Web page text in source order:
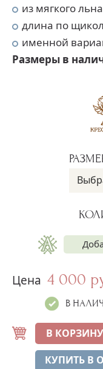
из мягкого льна
длина по
именной
Размеры в
Имя на
+250 руб.
Цена 4 000
В
В КОРЗИНУ
КУПИТЬ В